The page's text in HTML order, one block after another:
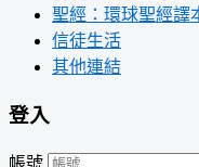
聖經：環球聖經譯
信徒生活
其他連結
登入
帳號